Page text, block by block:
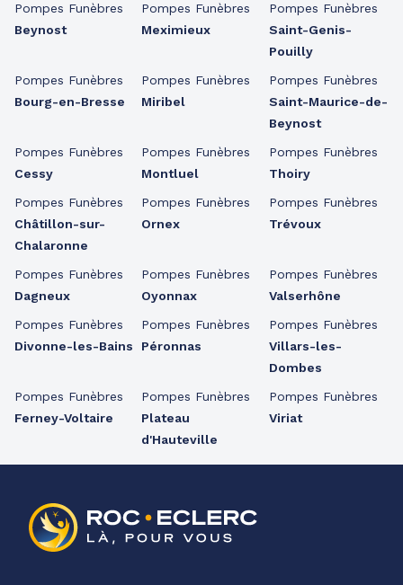
Pompes Funèbres
Beynost
Pompes Funèbres
Bourg-en-Bresse
Pompes Funèbres
Cessy
Pompes Funèbres
Châtillon-sur-
Chalaronne
Pompes Funèbres
Dagneux
Pompes Funèbres
Divonne-les-Bains
Pompes Funèbres
Ferney-Voltaire
Pompes Funèbres
Meximieux
Pompes Funèbres
Miribel
Pompes Funèbres
Montluel
Pompes Funèbres
Ornex
Pompes Funèbres
Oyonnax
Pompes Funèbres
Péronnas
Pompes Funèbres
Plateau
d'Hauteville
Pompes Funèbres
Saint-Genis-
Pouilly
Pompes Funèbres
Saint-Maurice-de-
Beynost
Pompes Funèbres
Thoiry
Pompes Funèbres
Trévoux
Pompes Funèbres
Valserhône
Pompes Funèbres
Villars-les-
Dombes
Pompes Funèbres
Viriat